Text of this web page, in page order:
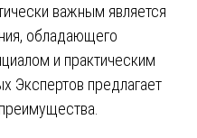
важным является
обладающего
и практическим
Экспертов предлагает